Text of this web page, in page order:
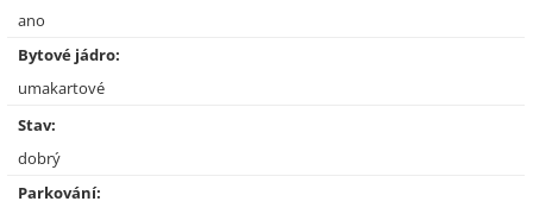
ano
Bytové jádro:
umakartové
Stav:
dobrý
Parkování: